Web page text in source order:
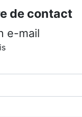
de contact
e-mail